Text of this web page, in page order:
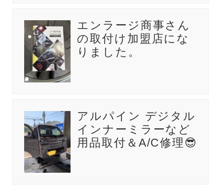
エンラージ商事さん
の取付け加盟店にな
りました。
アルパイン デジタル
インナーミラーなど
用品取付＆A/C修理😎